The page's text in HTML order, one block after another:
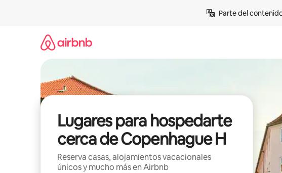
Parte del
Lugares para hospedarte
cerca de Copenhague H
Reserva casas, alojamientos vacacionales
únicos y mucho más en Airbnb